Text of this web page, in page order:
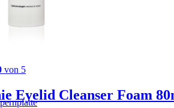
gewählt
von 5
Eyelid Cleanser Foam